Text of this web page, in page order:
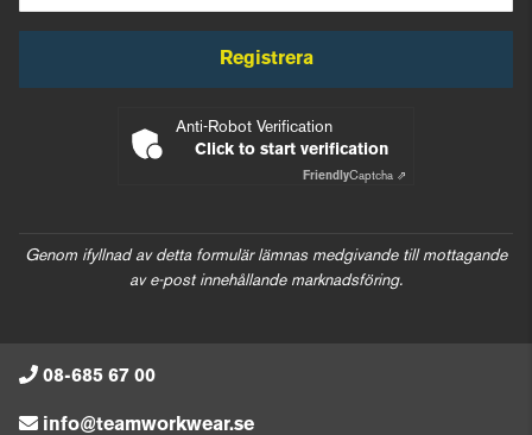
Registrera
Anti-Robot Verification
Click to start verification
FriendlyCaptcha ⇗
Genom ifyllnad av detta formulär lämnas medgivande till mottagande
av e-post innehållande marknadsföring.
08-685 67 00
info@teamworkwear.se